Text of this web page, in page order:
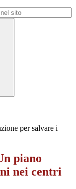
per salvare i
piano
nei centri